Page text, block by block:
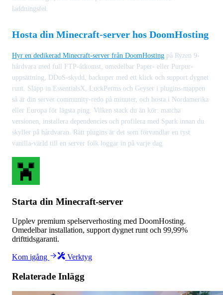
laddningsfel.
Hosta din Minecraft-server hos DoomHosting
Hyr en dedikerad Minecraft-server från DoomHosting på Ryzen 9-
hårdvara med full FTP-åtkomst, omedelbar Paper- eller Purpur-
uppsättning, DDoS-skydd, backuper med ett klick och support dygnet
runt. Släpp in EssentialsX, LuckPerms och Geyser i plugins-mappen
så är din server community-redo på minuter, och hosta i Nordamerika
eller Europa för lägsta ping. Vilken stack du än kör: matcha
versionen, installera dependencies och profilera med Spark innan du
skyller på hårdvaran. Rätt plugins är det som förvandlar en tyst
vanilla-värld till en server folk loggar in på varje dag.
Starta din Minecraft-server
Upplev premium spelserverhosting med DoomHosting.
Omedelbar installation, support dygnet runt och 99,99%
drifttidsgaranti.
Kom igång Verktyg
Relaterade Inlägg